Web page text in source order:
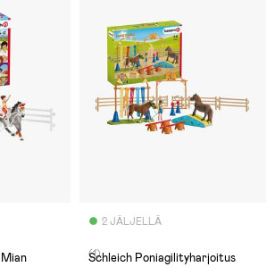
2 JÄLJELLÄ
(1)
Schleich Poniagilityharjoitus